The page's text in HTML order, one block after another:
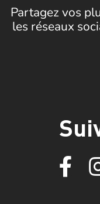
Partagez vos
les réseaux